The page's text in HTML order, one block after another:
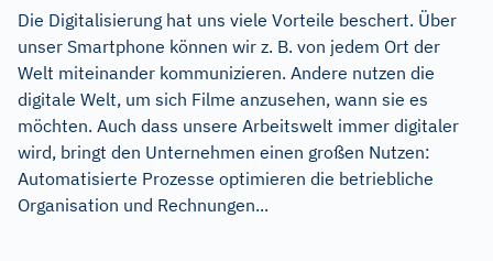
Die Digitalisierung hat uns viele Vorteile beschert. Über
unser Smartphone können wir z. B. von jedem Ort der
Welt miteinander kommunizieren. Andere nutzen die
digitale Welt, um sich Filme anzusehen, wann sie es
möchten. Auch dass unsere Arbeitswelt immer digitaler
wird, bringt den Unternehmen einen großen Nutzen:
Automatisierte Prozesse optimieren die betriebliche
Organisation und Rechnungen...